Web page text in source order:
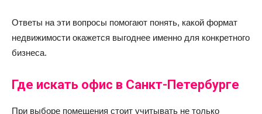
Ответы на эти вопросы помогают понять, какой формат
недвижимости окажется выгоднее именно для конкретного
бизнеса.
Где искать офис в Санкт-Петербурге
При выборе помещения стоит учитывать не только